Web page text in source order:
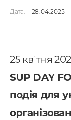
Дата: 28.04.2025
25 квітня
SUP DAY
подія для